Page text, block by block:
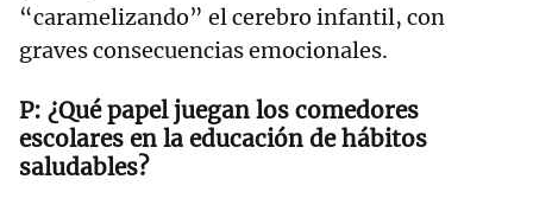
“caramelizando” el cerebro infantil, con
graves consecuencias emocionales.
¿Qué papel juegan los comedores
escolares en la educación de hábitos
saludables?